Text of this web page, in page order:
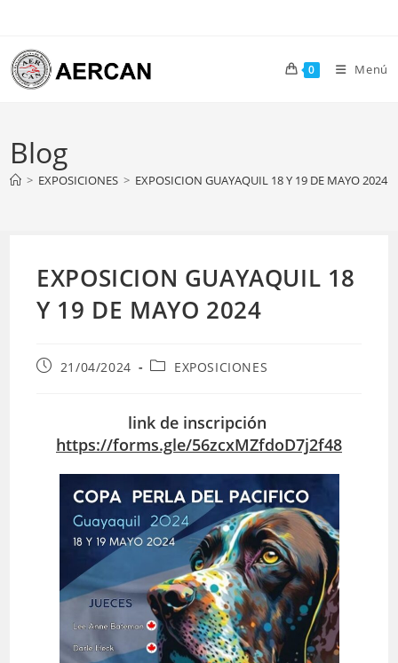
contenido
0 Menú
Blog
> EXPOSICIONES > EXPOSICION GUAYAQUIL 18 Y 19 DE MAYO 2024
EXPOSICION GUAYAQUIL 18
Y 19 DE MAYO 2024
Publicación
21/04/2024
Categoría
entrada:
EXPOSICIONES
link de inscripción
https://forms.gle/56zcxMZfdoD7j2f48